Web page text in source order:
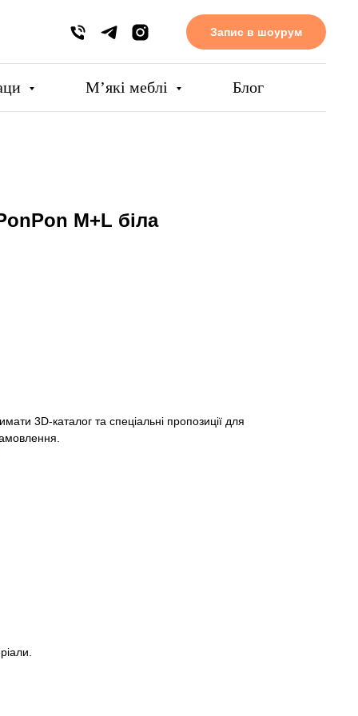
Запис в шоурум
Мʼякі меблі Блог
M+L біла
3D-каталог та спеціальні пропозиції для